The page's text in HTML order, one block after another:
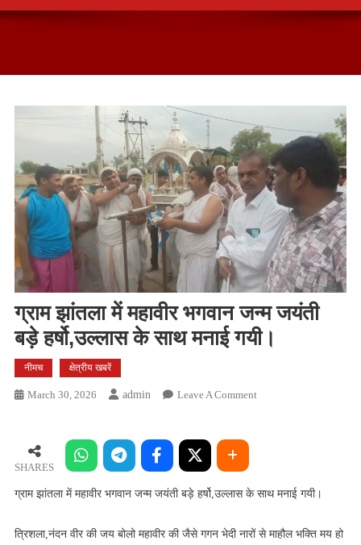
ग्राम झांतला में महावीर भगवान जन्म जयंती
बड़े हर्षो,उल्लास के साथ मनाई गयी।
नीमच क्षेत्रीय खबरें
March 30, 2026 Admin Leave A CommentOn
SHARES
ग्राम झांतला में महावीर भगवान जन्म जयंती बड़े हर्षो,उल्लास के साथ मनाई गयी।
त्रिशला,नंदन वीर की जय बोलो महावीर की जैसे गगन भेदी नारों से माहौल भक्ति मय हो